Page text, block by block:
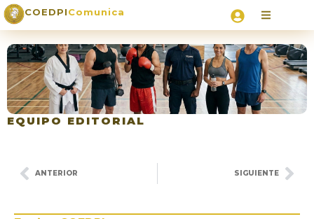
COEDPIComunica
EQUIPO EDITORIAL
ANTERIOR SIGUIENTE